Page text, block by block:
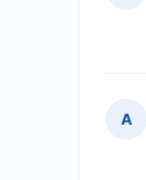
A